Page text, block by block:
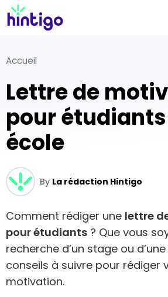
Accueil
Lettre de motivation
pour
école
By La rédaction Hintigo
Comment rédiger une lettre
pour étudiants ? Que vous
recherche d’un stage ou
conseils à suivre pour rédiger
motivation.